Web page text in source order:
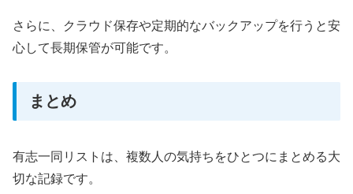
さらに、クラウド保存や定期的なバックアップを行うと安
心して長期保管が可能です。
まとめ
有志一同リストは、複数人の気持ちをひとつにまとめる大
切な記録です。